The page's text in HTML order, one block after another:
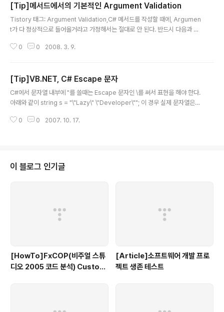
Text; namespace SortingSample { class Program { static void Ma
in(string[] args) { int dataC..
[Tip]메서드에서의 기본적인 Argument Validation
Tistory 태그: Argument Validation,C# 메서드를 작성할 때에, Argumen
t가 다 정상적으로 들어올거라고 가정해서는 절대로 안 된다. 반드시 다음과 같
ment 가 null인지 검사해서, null이라면 NullArgumentException을 던져
void WriteXml(XmlWriter writer) { if (writer == null) { throw new Ar
gumentNullException("wr..
0 0 2008. 3. 9.
[Tip]VB.NET, C# Escape 문자
C#에서 문자열 내부에 "를 쓸때는 Escape 문자인 \를 써서 표현을 해야 한다.
아래와 같이 string s = "\"Lazy\" \"Developer\""; 이 경우 실제 문자열은
써서 똑같은 효과를 볼 수 있다. Dim str As String = """Lazy"" ""Develop
0 0 2007. 10. 17.
이 블로그 인기글
[HowTo]FxCOP(비주얼 스튜
디오 2005 코드 분석) Custom
[Article]소프트웨어 개발 프로
젝트 생존 테스트